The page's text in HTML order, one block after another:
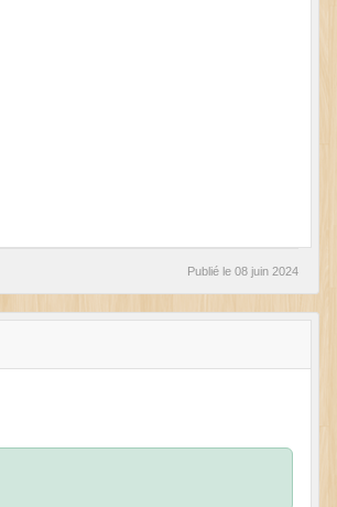
Publié le 08 juin 2024